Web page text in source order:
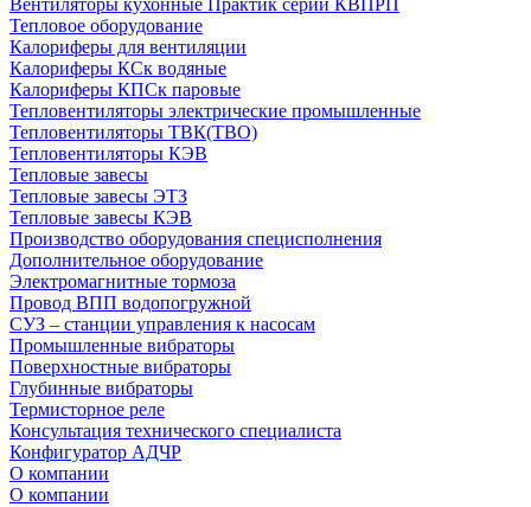
Вентиляторы кухонные Практик серии КВПРП
Тепловое оборудование
Калориферы для вентиляции
Калориферы КСк водяные
Калориферы КПСк паровые
Тепловентиляторы электрические промышленные
Тепловентиляторы ТВК(ТВО)
Тепловентиляторы КЭВ
Тепловые завесы
Тепловые завесы ЭТЗ
Тепловые завесы КЭВ
Производство оборудования специсполнения
Дополнительное оборудование
Электромагнитные тормоза
Провод ВПП водопогружной
СУЗ – станции управления к насосам
Промышленные вибраторы
Поверхностные вибраторы
Глубинные вибраторы
Термисторное реле
Консультация технического специалиста
Конфигуратор АДЧР
О компании
О компании